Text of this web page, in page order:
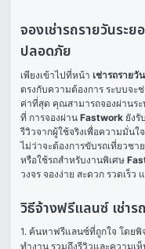
จองเช่ารถรายวันระ
ปลอดภัย
เพียงเข้าไปที่หน้า เช่ารถรายวัน
ตรงกับความต้องการ ระบบจ
ค่าที่สุด คุณสามารถจองผ่านร
ที่ การจองผ่าน Fastwork ยังรั
รีวิวจากผู้ใช้จริงเพื่อความมั่นใ
ไม่ว่าจะต้องการขับรถเที่ยวช
หรือใช้รถสำหรับงานพิเศษ
วงจร จองง่าย สะดวก รวดเร็ว
วิธีจ้างฟรีแลนซ์ เช่า
1. ค้นหาฟรีแลนซ์ที่ถูกใจ โดย
ทำงาน รวมถึงรีวิวและความเ